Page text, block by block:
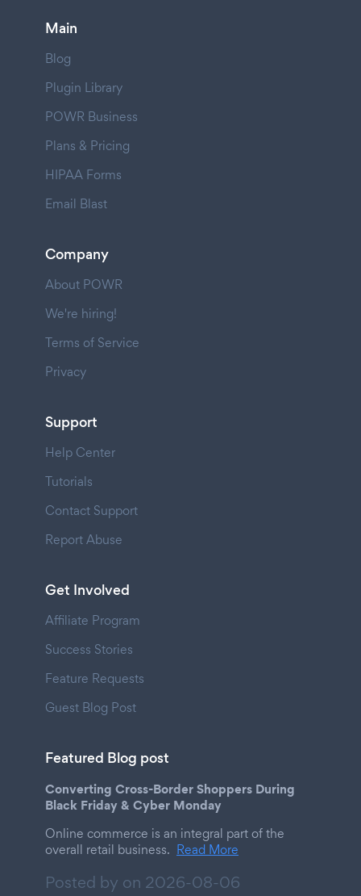
Main
Blog
Plugin Library
POWR Business
Plans & Pricing
HIPAA Forms
Email Blast
Company
About POWR
We're hiring!
Terms of Service
Privacy
Support
Help Center
Tutorials
Contact Support
Report Abuse
Get Involved
Affiliate Program
Success Stories
Feature Requests
Guest Blog Post
Featured Blog post
Converting Cross-Border Shoppers During
Black Friday & Cyber Monday
Online commerce is an integral part of the
overall retail business. Read More
Posted by on 2026-08-06